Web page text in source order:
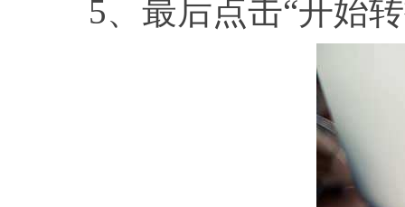
5、最后点击“开始转